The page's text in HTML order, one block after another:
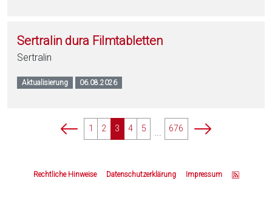
Sertralin dura Filmtabletten
Sertralin
Aktualisierung 06.08.2026
p
n
1 2 3 4 5 ... 676
p
n
Rechtliche Hinweise Datenschutzerklärung Impressum